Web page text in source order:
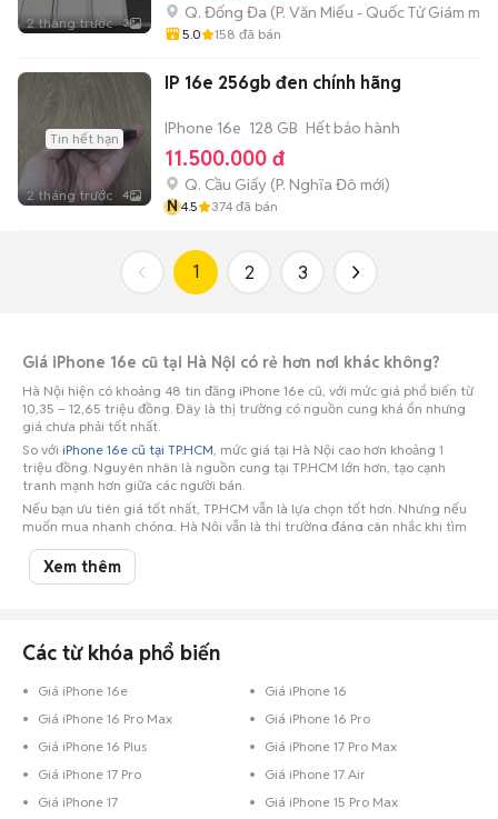
2 tháng trước 3
Q. Đống Đa (P. Văn Miếu - Quốc Tử Giám mới)
5.0 158 đã bán
Tin hết hạn
2 tháng trước 4
IP 16e 256gb đen chính hãng
IPhone 16e 128 GB Hết bảo hành
11.500.000 đ
Q. Cầu Giấy (P. Nghĩa Đô mới)
N4.5 374 đã bán
1 2 3
Giá iPhone 16e cũ tại Hà Nội có rẻ hơn nơi khác không?
Hà Nội hiện có khoảng 48 tin đăng iPhone 16e cũ, với mức giá phổ biến từ
10,35 – 12,65 triệu đồng. Đây là thị trường có nguồn cung khá ổn nhưng
giá chưa phải tốt nhất.
So với iPhone 16e cũ tại TP.HCM , mức giá tại Hà Nội cao hơn khoảng 1
triệu đồng. Nguyên nhân là nguồn cung tại TP.HCM lớn hơn, tạo cạnh
tranh mạnh hơn giữa các người bán.
Nếu bạn ưu tiên giá tốt nhất, TP.HCM vẫn là lựa chọn tốt hơn. Nhưng nếu
muốn mua nhanh chóng, Hà Nội vẫn là thị trường đáng cân nhắc khi tìm
Bạn cũng có thể xem tin đăng
giá iPhone 16e mới nhất
Xem thêm
Các từ khóa phổ biến
Giá iPhone 16e
Giá iPhone 16
Giá iPhone 16 Pro Max
Giá iPhone 16 Pro
Giá iPhone 16 Plus
Giá iPhone 17 Pro Max
Giá iPhone 17 Pro
Giá iPhone 17 Air
Giá iPhone 17
Giá iPhone 15 Pro Max